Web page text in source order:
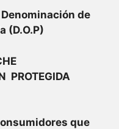
de
(D.O.P)
PROTEGIDA
que